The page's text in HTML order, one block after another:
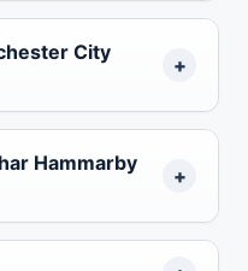
City
Hammarby